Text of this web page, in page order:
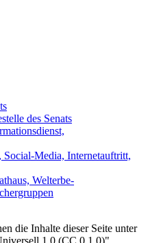
des Senats
Media, Internetauftritt,
Welterbe-
die Inhalte dieser Seite unter